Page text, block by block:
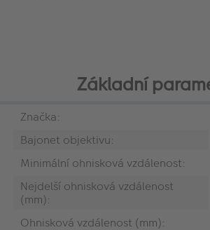
Základní
Značka:
Bajonet objektivu:
Minimální ohnisková vzdálenost:
Nejdelší ohnisková vzdálenost
(mm):
Ohnisková vzdálenost (mm):